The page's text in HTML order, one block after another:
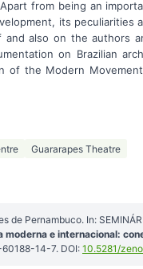
from being an
its peculiarities
also on the authors
on Brazilian
of the Modern
Guararapes Theatre
de Pernambuco. In:
moderna e internacional:
60188-14-7. DOI: 10.5281/